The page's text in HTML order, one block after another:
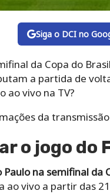
Siga o DCI no
da Copa do
a partida de
ao vivo na TV?
da
o jogo do
Paulo na semifinal da
ao vivo a partir das